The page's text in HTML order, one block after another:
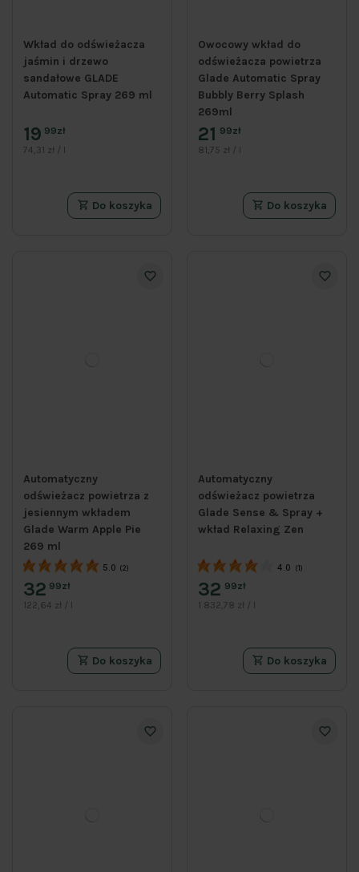
Wkład do odświeżacza
jaśmin i drzewo
sandałowe GLADE
Automatic Spray 269 ml
19 99zł
74,31 zł / l
Do koszyka
Owocowy wkład do
odświeżacza powietrza
Glade Automatic Spray
Bubbly Berry Splash
269ml
21 99zł
81,75 zł / l
Do koszyka
Automatyczny
odświeżacz powietrza z
jesiennym wkładem
Glade Warm Apple Pie
269 ml
5.0 (2)
32 99zł
122,64 zł / l
Do koszyka
Automatyczny
odświeżacz powietrza
Glade Sense & Spray +
wkład Relaxing Zen
4.0 (1)
32 99zł
1 832,78 zł / l
Do koszyka